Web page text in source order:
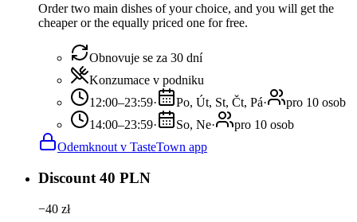
Order two main dishes of your choice, and you will get the
cheaper or the equally priced one for free.
Obnovuje se za 30 dní
Konzumace v podniku
12:00–23:59· Po, Út, St, Čt, Pá·
pro 10 osob
14:00–23:59· So, Ne·
pro 10 osob
Odemknout v TasteTown app
Discount 40 PLN
−40 zł